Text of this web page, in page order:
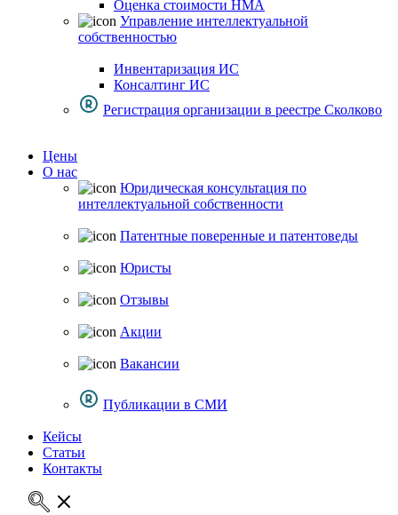
Оценка стоимости НМА
Управление интеллектуальной
собственностью
Инвентаризация ИС
Консалтинг ИС
Регистрация организации в реестре Сколково
Цены
О нас
Юридическая консультация по
интеллектуальной собственности
Патентные поверенные и патентоведы
Юристы
Отзывы
Акции
Вакансии
Публикации в СМИ
Кейсы
Статьи
Контакты